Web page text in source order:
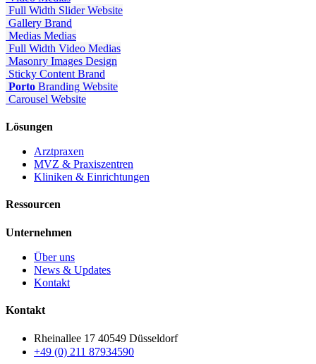
Full Width Slider Website
Gallery Brand
Medias Medias
Full Width Video Medias
Masonry Images Design
Sticky Content Brand
Porto Branding Website
Carousel Website
Lösungen
Arztpraxen
MVZ & Praxiszentren
Kliniken & Einrichtungen
Ressourcen
Unternehmen
Über uns
News & Updates
Kontakt
Kontakt
Rheinallee 17 40549 Düsseldorf
+49 (0) 211 87934590